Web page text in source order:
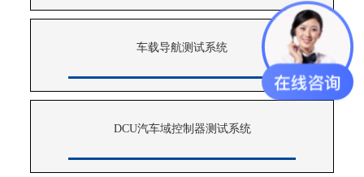
车载导航测试系统
DCU汽车域控制器测试系统